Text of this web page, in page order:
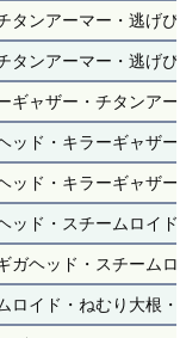
タンアーマー・逃げ
タンアーマー・逃げ
ギャザー・チタンア
ッド・キラーギャザ
ッド・キラーギャザ
ッド・スチームロイ
ガヘッド・スチーム
ロイド・ねむり大根